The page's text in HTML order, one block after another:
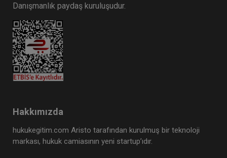
Danışmanlık paydaş kuruluşudur.
Hakkımızda
hukukegitim.com Aristo tarafından kurulmuş bir teknoloji
markası, hukuk camiasının yeni startup’ıdır.